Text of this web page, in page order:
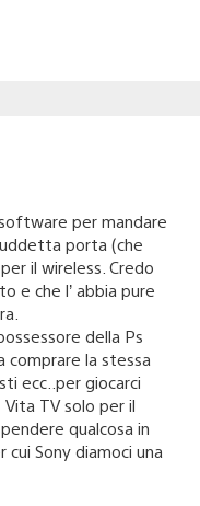
per mandare
porta (che
il wireless. Credo
e che l’ abbia pure
della Ps
comprare la stessa
ecc..per giocarci
TV solo per il
qualcosa in
Sony diamoci una